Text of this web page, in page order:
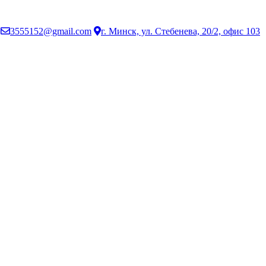
3555152@gmail.com г. Минск, ул. Стебенева, 20/2, офис 103